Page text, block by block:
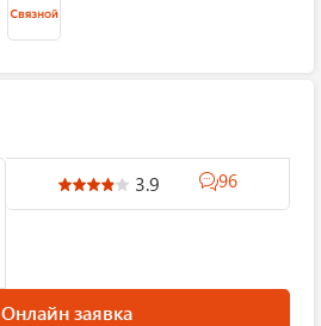
3.9 96
Онлайн заявка